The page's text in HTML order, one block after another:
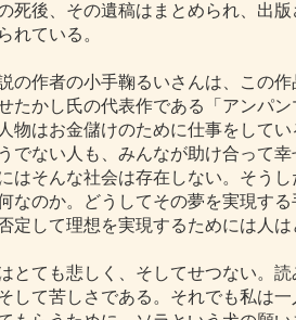
死後、その遺稿はまとめられ、出
れている。
の作者の小手鞠るいさんは、この
たかし氏の代表作である「アンパ
物はお金儲けのために仕事をして
でない人も、みんなが助け合って
はそんな社会は存在しない。そう
なのか。どうしてその夢を実現す
定して理想を実現するためには人
とても悲しく、そしてせつない。
して苦しさである。それでも私は